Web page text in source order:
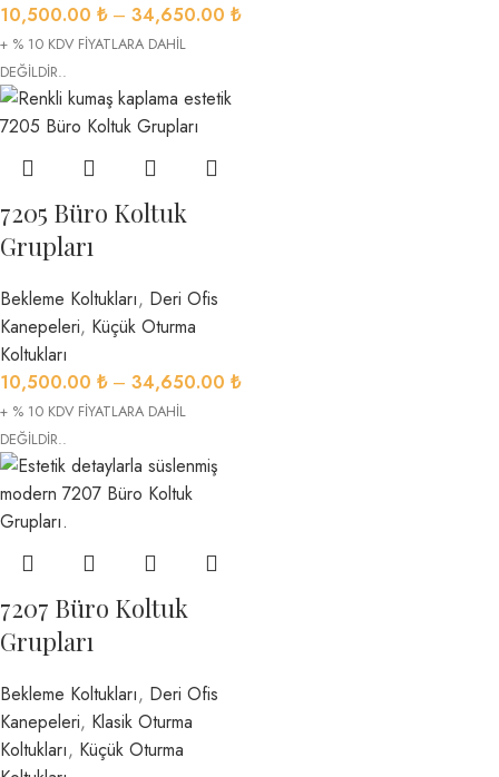
10,500.00 ₺ – 34,650.00 ₺
+ % 10 KDV FİYATLARA DAHİL
DEĞİLDİR..
7205 Büro Koltuk
Grupları
Bekleme Koltukları, Deri Ofis
Kanepeleri, Küçük Oturma
Koltukları
10,500.00 ₺ – 34,650.00 ₺
+ % 10 KDV FİYATLARA DAHİL
DEĞİLDİR..
7207 Büro Koltuk
Grupları
Bekleme Koltukları, Deri Ofis
Kanepeleri, Klasik Oturma
Koltukları, Küçük Oturma